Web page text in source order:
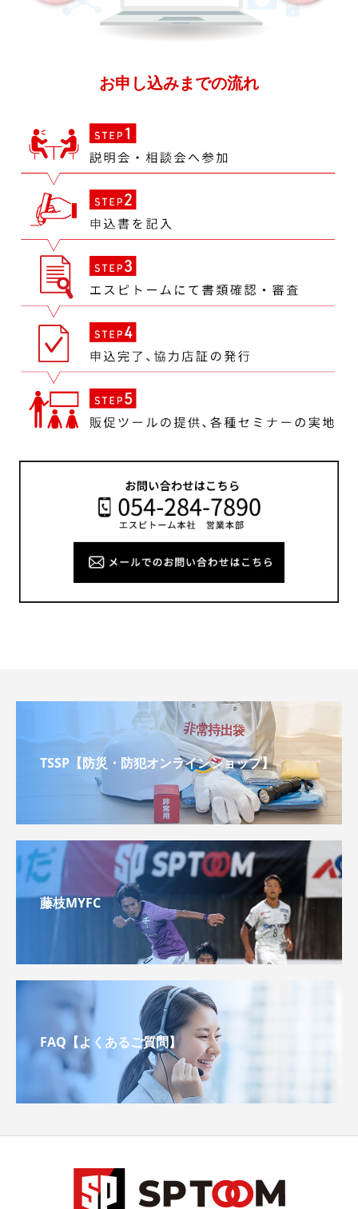
お申し込みまでの流れ
TSSP【防災・防犯オンラインショップ】
藤枝MYFC
FAQ【よくあるご質問】